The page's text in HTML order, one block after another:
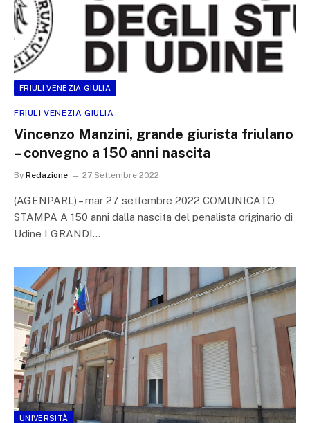
FRIULI VENEZIA GIULIA
FRIULI VENEZIA GIULIA
Vincenzo Manzini, grande giurista friulano
– convegno a 150 anni nascita
By Redazione 27 Settembre 2022
(AGENPARL) – mar 27 settembre 2022 COMUNICATO
STAMPA A 150 anni dalla nascita del penalista originario di
Udine I GRANDI…
UNIVERSITÀ